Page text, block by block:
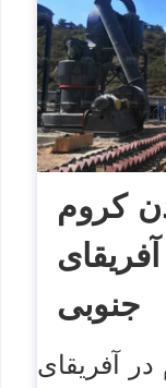
کروم
جنوبی
آفریقای